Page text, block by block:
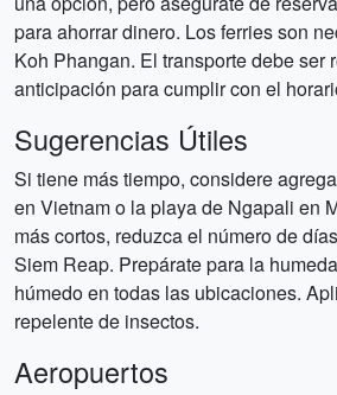
para ahorrar dinero. Los ferries son
Koh Phangan. El transporte debe ser
anticipación para cumplir con el
Sugerencias Útiles
Si tiene más tiempo, considere
en Vietnam o la playa de Ngapali en
más cortos, reduzca el número de
Siem Reap. Prepárate para la
húmedo en todas las ubicaciones.
repelente de insectos.
Aeropuertos